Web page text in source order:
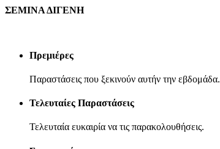
ΣΕΜΙΝΑ ΔΙΓΕΝΗ
Πρεμιέρες
Παραστάσεις που ξεκινούν αυτήν την εβδομάδα.
Τελευταίες Παραστάσεις
Τελευταία ευκαιρία να τις παρακολουθήσεις.